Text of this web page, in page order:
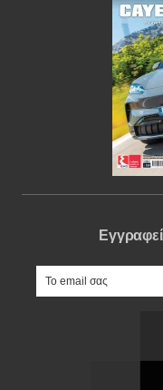
e-mail